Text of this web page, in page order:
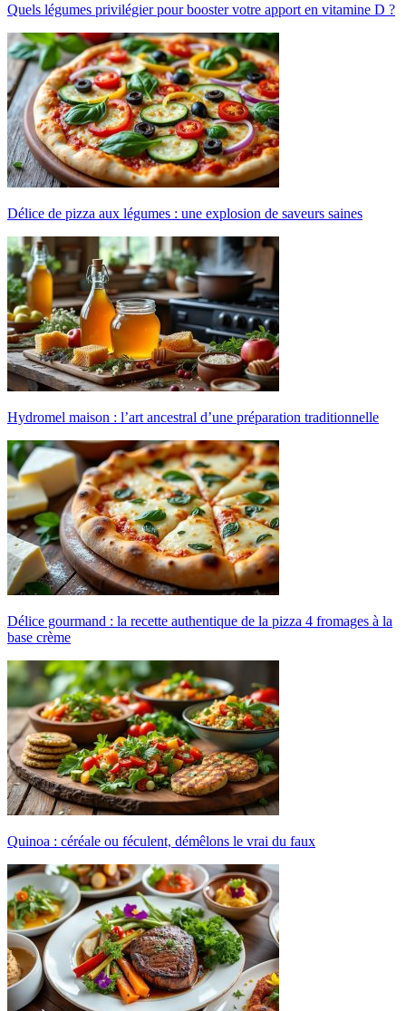
Quels légumes privilégier pour booster votre apport en vitamine D ?
Délice de pizza aux légumes : une explosion de saveurs saines
Hydromel maison : l’art ancestral d’une préparation traditionnelle
Délice gourmand : la recette authentique de la pizza 4 fromages à la
base crème
Quinoa : céréale ou féculent, démêlons le vrai du faux